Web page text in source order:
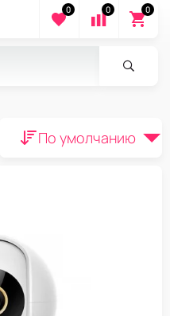
0 0 0
По умолчанию